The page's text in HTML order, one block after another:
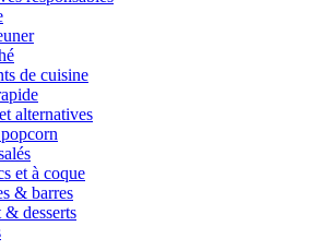
de cuisine
alternatives
et à coque
& barres
desserts